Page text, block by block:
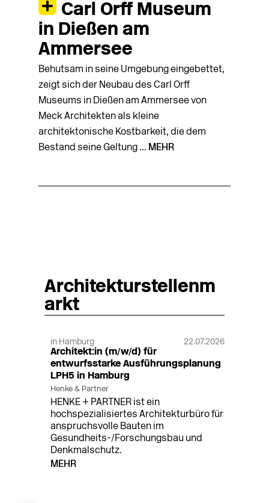
Carl Orff Museum
in Dießen am
Ammersee
Behutsam in seine Umgebung eingebettet,
zeigt sich der Neubau des Carl Orff
Museums in Dießen am Ammersee von
Meck Architekten als kleine
architektonische Kostbarkeit, die dem
Bestand seine Geltung ... MEHR
Architekturstellenm
arkt
in Hamburg 22.07.2026
Architekt:in (m/w/d) für
entwurfsstarke Ausführungsplanung
LPH5 in Hamburg
Henke & Partner
HENKE + PARTNER ist ein
hochspezialisiertes Architekturbüro für
anspruchsvolle Bauten im
Gesundheits-/Forschungsbau und
Denkmalschutz.
MEHR